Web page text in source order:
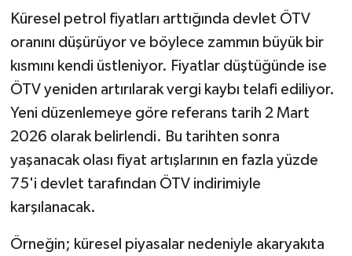
Küresel petrol fiyatları arttığında devlet ÖTV
oranını düşürüyor ve böylece zammın büyük bir
kısmını kendi üstleniyor. Fiyatlar düştüğünde ise
ÖTV yeniden artırılarak vergi kaybı telafi ediliyor.
Yeni düzenlemeye göre referans tarih 2 Mart
2026 olarak belirlendi. Bu tarihten sonra
yaşanacak olası fiyat artışlarının en fazla yüzde
75'i devlet tarafından ÖTV indirimiyle
karşılanacak.
Örneğin; küresel piyasalar nedeniyle akaryakıta